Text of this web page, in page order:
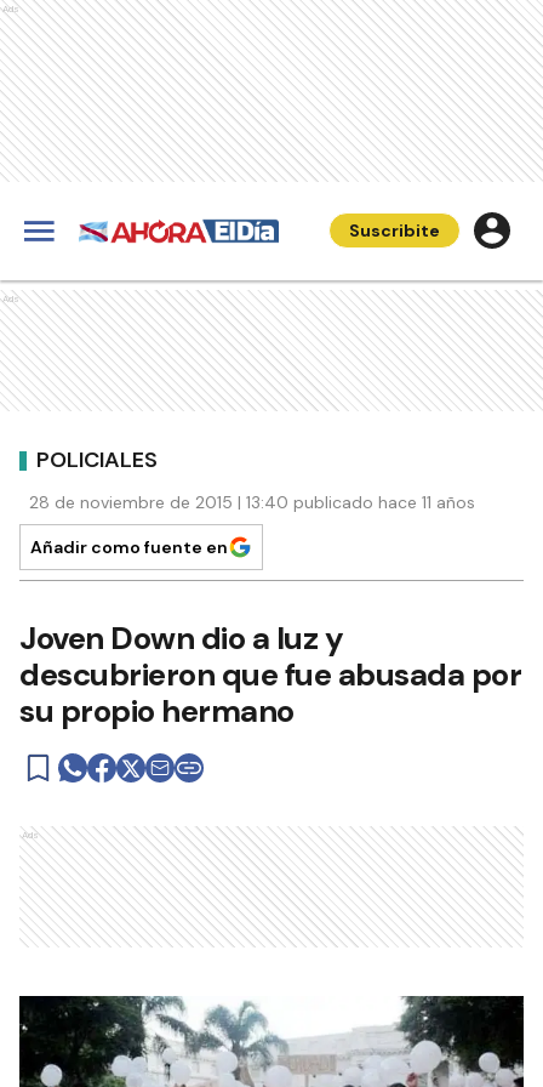
Ads
Suscribite
Ads
POLICIALES
28 de noviembre de 2015 | 13:40 publicado hace 11 años
Añadir como fuente en
Joven Down dio a luz y
descubrieron que fue abusada por
su propio hermano
Ads